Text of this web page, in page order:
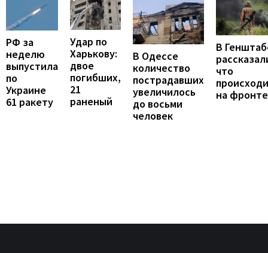
РФ за
неделю
выпустила
по
Украине
61 ракету
Удар по
Харькову:
двое
погибших,
21
раненый
В Одессе
количество
пострадавших
увеличилось
до восьми
человек
В
что
на фронте